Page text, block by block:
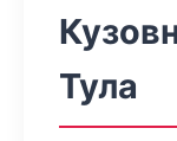
Тула